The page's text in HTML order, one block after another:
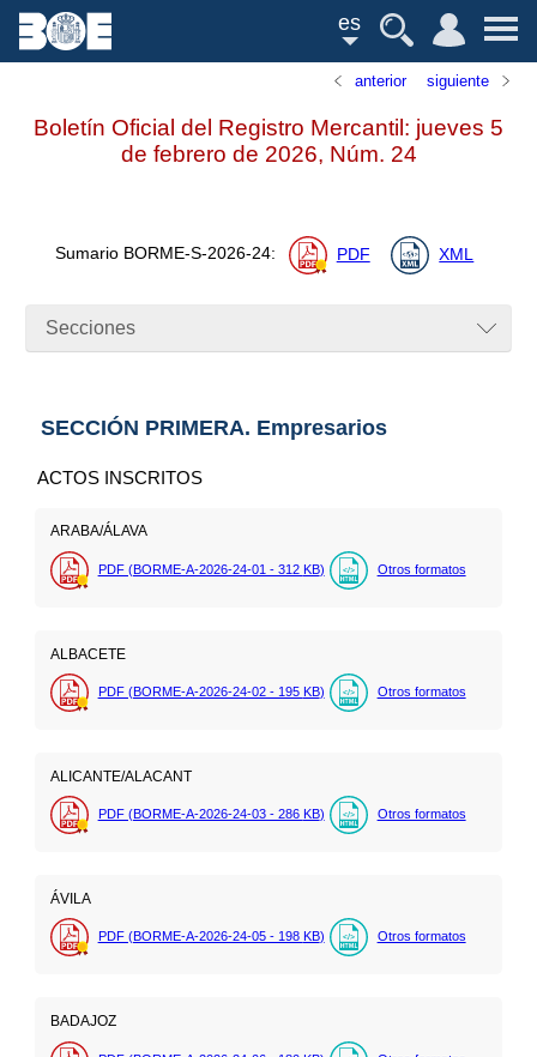
es
anterior siguiente
Boletín Oficial del Registro Mercantil: jueves 5
de febrero de 2026, Núm. 24
Sumario BORME-S-2026-24: PDF XML
Secciones
SECCIÓN PRIMERA. Empresarios
ACTOS INSCRITOS
ARABA/ÁLAVA
PDF (BORME-A-2026-24-01 - 312 KB) Otros formatos
ALBACETE
PDF (BORME-A-2026-24-02 - 195 KB) Otros formatos
ALICANTE/ALACANT
PDF (BORME-A-2026-24-03 - 286 KB) Otros formatos
ÁVILA
PDF (BORME-A-2026-24-05 - 198 KB) Otros formatos
BADAJOZ